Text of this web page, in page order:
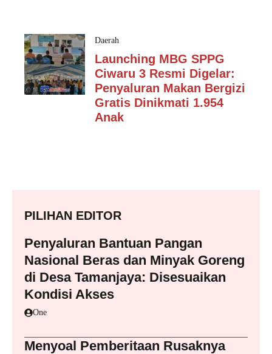
Daerah
Launching MBG SPPG
Ciwaru 3 Resmi Digelar:
Penyaluran Makan Bergizi
Gratis Dinikmati 1.954
Anak
PILIHAN EDITOR
Penyaluran Bantuan Pangan
Nasional Beras dan Minyak Goreng
di Desa Tamanjaya: Disesuaikan
Kondisi Akses
One
Menyoal Pemberitaan Rusaknya